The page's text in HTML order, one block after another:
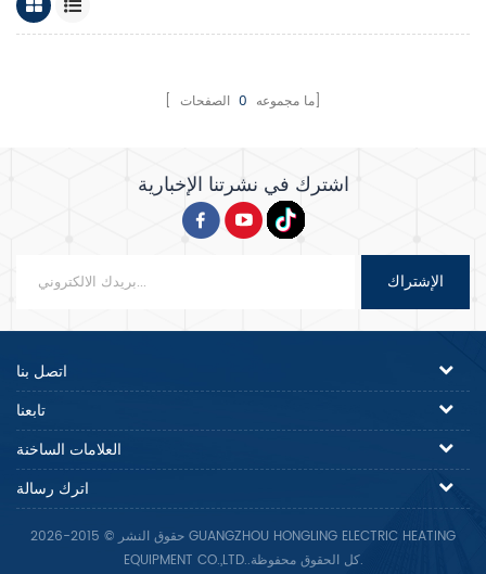
[ ما مجموعه 0 الصفحات]
اشترك في نشرتنا الإخبارية
الإشتراك
اتصل بنا
تابعنا
العلامات الساخنة
اترك رسالة
حقوق النشر © 2015-2026 GUANGZHOU HONGLING ELECTRIC HEATING
EQUIPMENT CO.,LTD..كل الحقوق محفوظة.